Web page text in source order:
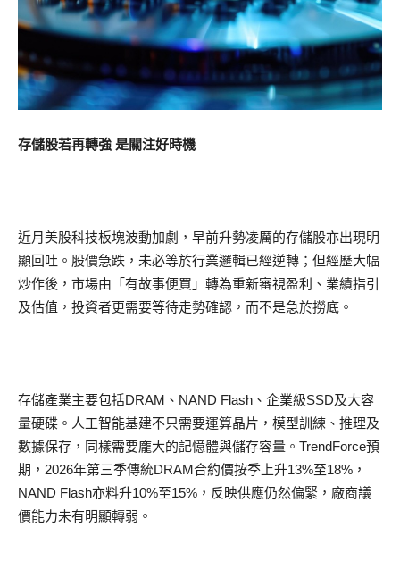
存儲股若再轉強 是關注好時機
近月美股科技板塊波動加劇，早前升勢凌厲的存儲股亦出現明
顯回吐。股價急跌，未必等於行業邏輯已經逆轉；但經歷大幅
炒作後，市場由「有故事便買」轉為重新審視盈利、業績指引
及估值，投資者更需要等待走勢確認，而不是急於撈底。
存儲產業主要包括DRAM、NAND Flash、企業級SSD及大容
量硬碟。人工智能基建不只需要運算晶片，模型訓練、推理及
數據保存，同樣需要龐大的記憶體與儲存容量。TrendForce預
期，2026年第三季傳統DRAM合約價按季上升13%至18%，
NAND Flash亦料升10%至15%，反映供應仍然偏緊，廠商議
價能力未有明顯轉弱。